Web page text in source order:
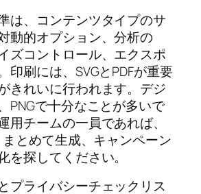
は、コンテンツタイプのサ
動的オプション、分析の
ズコントロール、エクスポ
印刷には、SVGとPDFが重要
きれいに行われます。デジ
PNGで十分なことが多いで
用チームの一員であれば、
とめて生成、キャンペーン
を探してください。
プライバシーチェックリス